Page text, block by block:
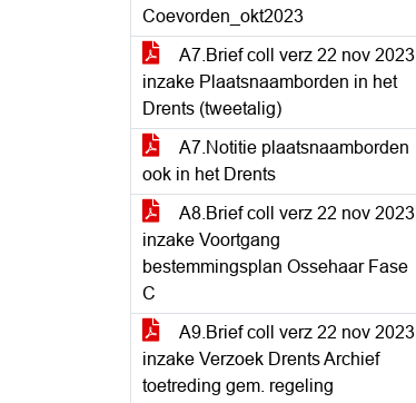
Coevorden_okt2023
A7.Brief coll verz 22 nov 2023
inzake Plaatsnaamborden in het
Drents (tweetalig)
A7.Notitie plaatsnaamborden
ook in het Drents
A8.Brief coll verz 22 nov 2023
inzake Voortgang
bestemmingsplan Ossehaar Fase
C
A9.Brief coll verz 22 nov 2023
inzake Verzoek Drents Archief
toetreding gem. regeling